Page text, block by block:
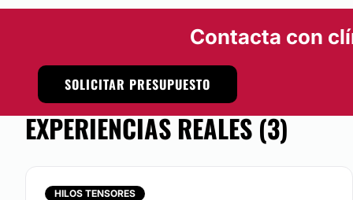
Contacta con
SOLICITAR PRESUPUESTO
EXPERIENCIAS REALES (3)
HILOS TENSORES